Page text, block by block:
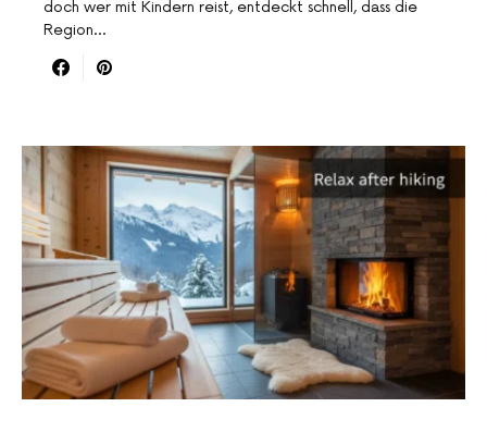
doch wer mit Kindern reist, entdeckt schnell, dass die
Region…